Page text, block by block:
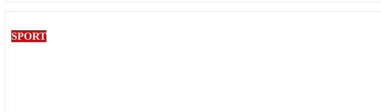
SPORT